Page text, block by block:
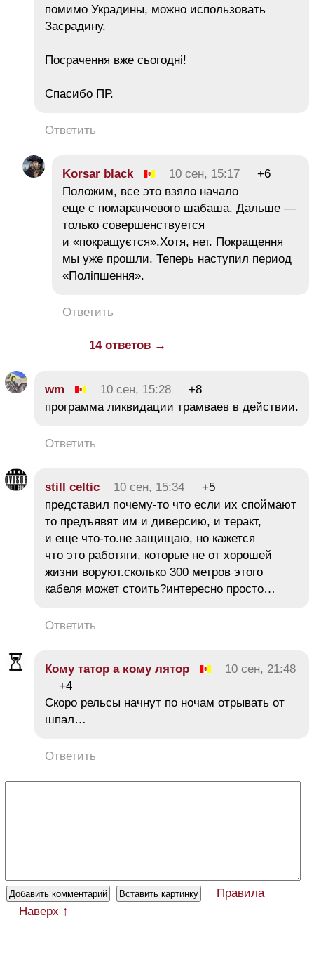
помимо Украдины, можно использовать
Засрадину.
Посрачення вже сьогодні!
Спасибо ПР.
Ответить
Korsar black 10 сен, 15:17
+6
Положим, все это взяло начало
еще с помаранчевого шабаша. Дальше —
только совершенствуется
и «покращуєтся».Хотя, нет. Покращення
мы уже прошли. Теперь наступил период
«Поліпшення».
Ответить
14 ответов →
wm 10 сен, 15:28
+8
программа ликвидации трамваев в действии.
Ответить
still celtic 10 сен, 15:34
+5
представил почему-то что если их споймают
то предъявят им и диверсию, и теракт,
и еще что-то.не защищаю, но кажется
что это работяги, которые не от хорошей
жизни воруют.сколько 300 метров этого
кабеля может стоить?интересно просто…
Ответить
Кому татор а кому лятор
10 сен, 21:48
+4
Скоро рельсы начнут по ночам отрывать от
шпал…
Ответить
Правила
Наверх ↑